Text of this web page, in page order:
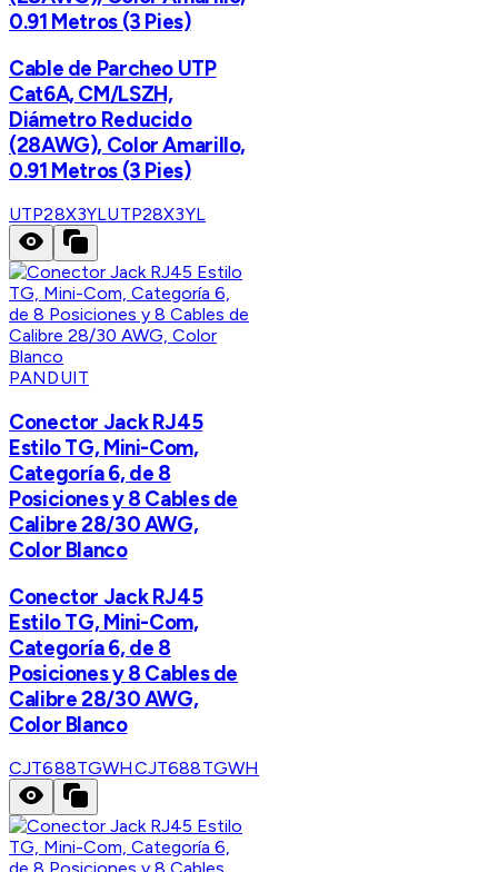
0.91 Metros (3 Pies)
Cable de Parcheo UTP
Cat6A, CM/LSZH,
Diámetro Reducido
(28AWG), Color Amarillo,
0.91 Metros (3 Pies)
UTP28X3YLUTP28X3YL
PANDUIT
Conector Jack RJ45
Estilo TG, Mini-Com,
Categoría 6, de 8
Posiciones y 8 Cables de
Calibre 28/30 AWG,
Color Blanco
Conector Jack RJ45
Estilo TG, Mini-Com,
Categoría 6, de 8
Posiciones y 8 Cables de
Calibre 28/30 AWG,
Color Blanco
CJT688TGWHCJT688TGWH